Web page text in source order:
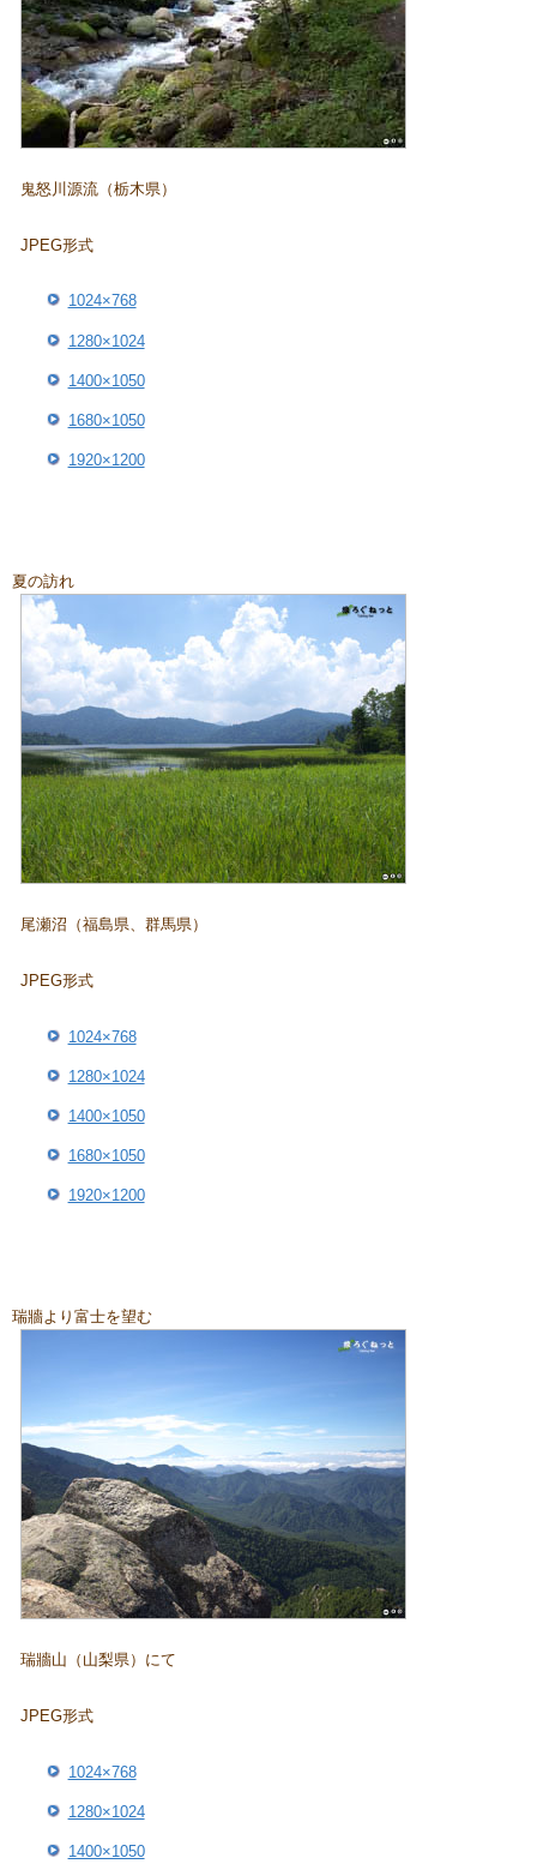
鬼怒川源流（栃木県）
JPEG形式
1024×768
1280×1024
1400×1050
1680×1050
1920×1200
夏の訪れ
尾瀬沼（福島県、群馬県）
JPEG形式
1024×768
1280×1024
1400×1050
1680×1050
1920×1200
瑞牆より富士を望む
瑞牆山（山梨県）にて
JPEG形式
1024×768
1280×1024
1400×1050